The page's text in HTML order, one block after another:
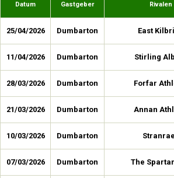
Datum Gastgeber Rivalen
25/04/2026 Dumbarton East
11/04/2026 Dumbarton Stirling
28/03/2026 Dumbarton Forfar
21/03/2026 Dumbarton Annan
10/03/2026 Dumbarton
07/03/2026 Dumbarton The